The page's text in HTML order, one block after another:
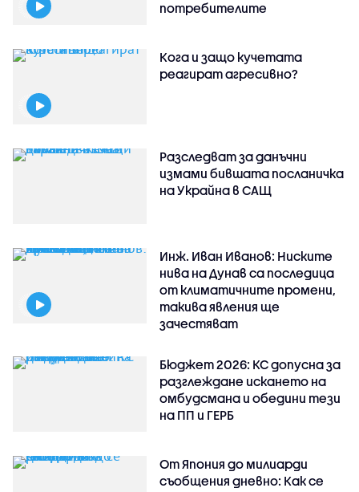
потребителите
Кога и защо кучетата
реагират агресивно?
Разследват за данъчни
измами бившата посланичка
на Украйна в САЩ
Инж. Иван Иванов: Ниските
нива на Дунав са последица
от климатичните промени,
такива явления ще
зачестяват
Бюджет 2026: КС допусна за
разглеждане искането на
омбудсмана и обедини тези
на ПП и ГЕРБ
От Япония до милиарди
съобщения дневно: Как се